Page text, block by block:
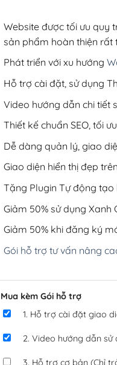
Website được tối ưu quy
sản phẩm hoàn thiện rất
Phát triển với xu hướng
Hỗ trợ cài đặt, sử dụng
Video hướng dẫn chi tiết
Thiết kế chuẩn SEO, tối
Dễ dàng quản lý, giao
Giao diện hiển thị đẹp
Tặng Plugin Tự động tạo
Giảm 50% sử dụng Xanh
Giảm 50% khi đăng ký
Gói hỗ trợ tư vấn nâng
Mua kèm Gói hỗ trợ
1. Hỗ trợ cài đặt giao
2. Video hướng dẫn
3. Hỗ trợ cơ bản (Chỉ